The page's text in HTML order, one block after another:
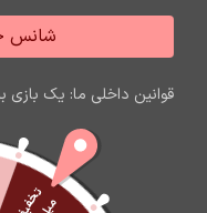
شانس
قوانین داخلی ما: یک بازی